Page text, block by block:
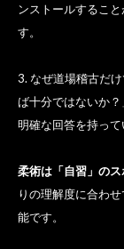
ンストールするこ
す。
3. なぜ道場稽古だ
ば十分ではないか
明確な回答を持って
柔術は「自習」のス
りの理解度に合わ
能です。